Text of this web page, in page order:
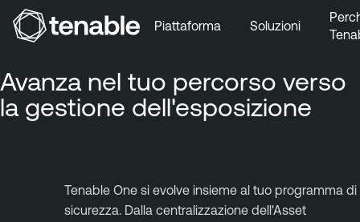
Vai a Contenuto principale
Vai a Piè di pagina
Piattaforma Soluzioni
Avanza nel tuo percorso verso
la gestione dell'esposizione
Tenable One si evolve insieme al tuo programma di
sicurezza. Dalla centralizzazione dell'Asset